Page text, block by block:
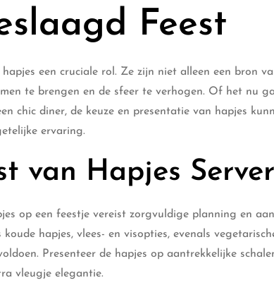
Feest
een cruciale rol. Ze zijn niet alleen een bron
te brengen en de sfeer te verhogen. Of het nu
chic diner, de keuze en presentatie van hapjes
ervaring.
van Hapjes
op een feestje vereist zorgvuldige planning en
hapjes, vlees- en visopties, evenals
Presenteer de hapjes op aantrekkelijke
vleugje elegantie.